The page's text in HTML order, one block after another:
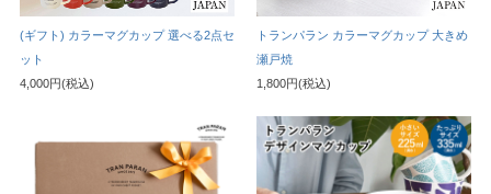
(ギフト) カラーマグカップ 選べる2点セ
ット
4,000円(税込)
トランパラン カラーマグカップ 大きめ
瀬戸焼
1,800円(税込)